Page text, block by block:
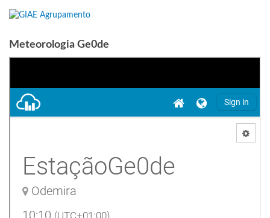
Meteorologia Ge0de